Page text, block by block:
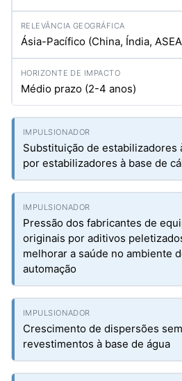
Ásia-Pacífico (China, Índia,
Médio prazo (2-4 anos)
Substituição de estabilizadores
por estabilizadores à base de
Pressão dos fabricantes de
originais por aditivos
melhorar a saúde no ambiente
automação
Crescimento de dispersões
revestimentos à base de água